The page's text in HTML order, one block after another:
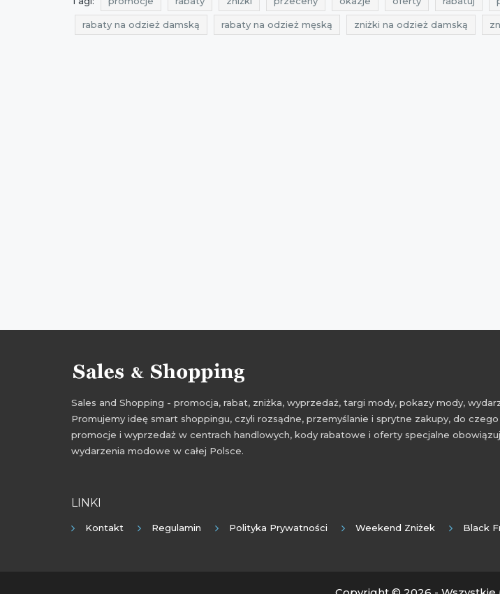
rabaty na odzież damską rabaty na odzież męską zniżki na odzież damską
Sales and Shopping - promocja, rabat, zniżka, wyprzedaż, targi mody, pokazy mody,
Promujemy ideę smart shoppingu, czyli rozsądne, przemyślanie i sprytne zakupy, do
promocje i wyprzedaż w centrach handlowych, kody rabatowe i oferty specjalne
wydarzenia modowe w całej Polsce.
LINKI
Kontakt Regulamin Polityka Prywatności Weekend Zniżek Black